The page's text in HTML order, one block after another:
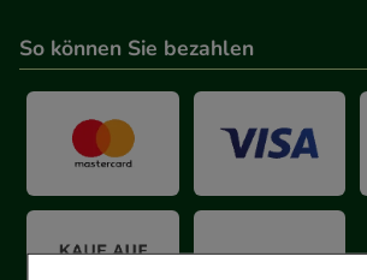
So können Sie bezahlen